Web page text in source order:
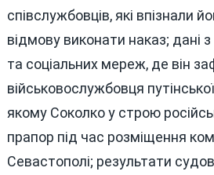
співслужбовців, які впізнали
відмову виконати наказ; дані
та соціальних мереж, де він
військовослужбовця
якому Соколко у строю
прапор під час розміщення
Севастополі; результати